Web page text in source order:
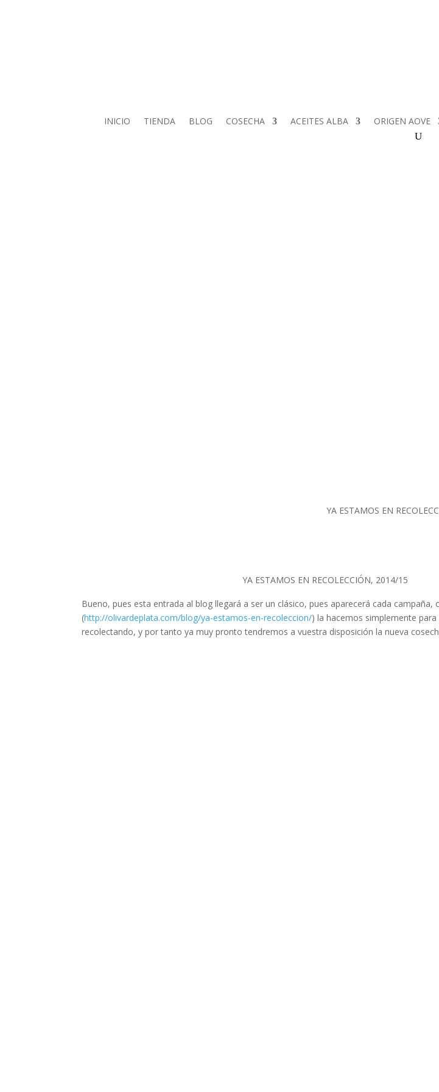
INICIO TIENDA BLOG COSECHA ACEITES ALBA ORIGEN AOVE
YA ESTAMOS EN
YA ESTAMOS EN RECOLECCIÓN, 2014/15
Bueno, pues esta entrada al blog llegará a ser un clásico, pues aparecerá cada campaña,
(http://olivardeplata.com/blog/ya-estamos-en-recoleccion/) la hacemos simplemente
recolectando, y por tanto ya muy pronto tendremos a vuestra disposición la nueva